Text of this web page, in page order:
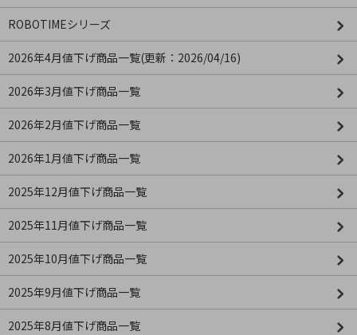
ROBOTIMEシリーズ
2026年4月値下げ商品一覧(更新：2026/04/16)
2026年3月値下げ商品一覧
2026年2月値下げ商品一覧
2026年1月値下げ商品一覧
2025年12月値下げ商品一覧
2025年11月値下げ商品一覧
2025年10月値下げ商品一覧
2025年9月値下げ商品一覧
2025年8月値下げ商品一覧